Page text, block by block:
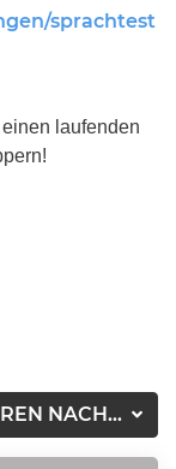
sprachtest
laufenden
NACH...